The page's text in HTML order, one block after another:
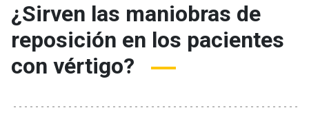
¿Sirven las maniobras de
reposición en los pacientes
con vértigo?